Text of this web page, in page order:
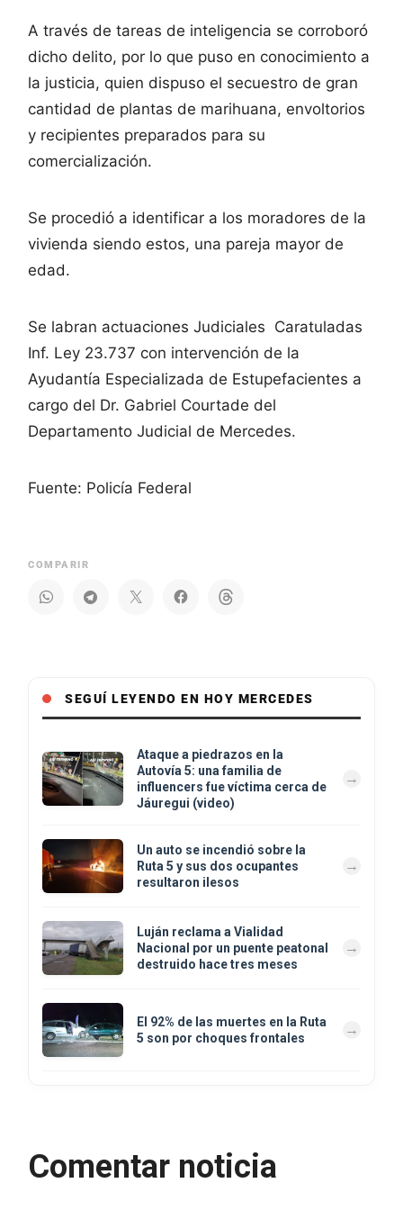
A través de tareas de inteligencia se corroboró
dicho delito, por lo que puso en conocimiento a
la justicia, quien dispuso el secuestro de gran
cantidad de plantas de marihuana, envoltorios
y recipientes preparados para su
comercialización.
Se procedió a identificar a los moradores de la
vivienda siendo estos, una pareja mayor de
edad.
Se labran actuaciones Judiciales Caratuladas
Inf. Ley 23.737 con intervención de la
Ayudantía Especializada de Estupefacientes a
cargo del Dr. Gabriel Courtade del
Departamento Judicial de Mercedes.
Fuente: Policía Federal
COMPARIR
SEGUÍ LEYENDO EN HOY MERCEDES
Ataque a piedrazos en la
Autovía 5: una familia de
influencers fue víctima cerca de
Jáuregui (video)
Un auto se incendió sobre la
Ruta 5 y sus dos ocupantes
resultaron ilesos
Luján reclama a Vialidad
Nacional por un puente peatonal
destruido hace tres meses
El 92% de las muertes en la Ruta
5 son por choques frontales
Comentar noticia